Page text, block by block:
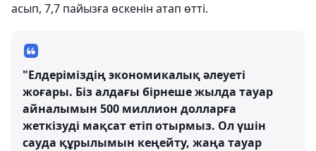
асып, 7,7 пайызға өскенін атап өтті.
"Елдеріміздің экономикалық әлеуеті
жоғары. Біз алдағы бірнеше жылда тауар
айналымын 500 миллион долларға
жеткізуді мақсат етіп отырмыз. Ол үшін
сауда құрылымын кеңейту, жаңа тауар